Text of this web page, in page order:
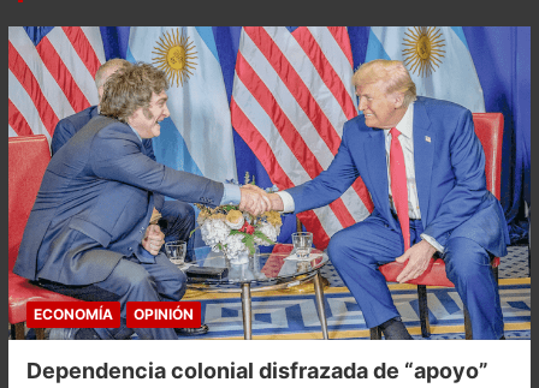
ECONOMÍA OPINIÓN
Dependencia colonial disfrazada de “apoyo”